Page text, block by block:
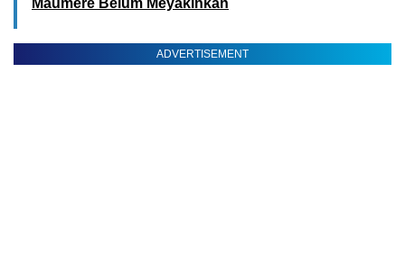
Maumere Belum Meyakinkan
ADVERTISEMENT